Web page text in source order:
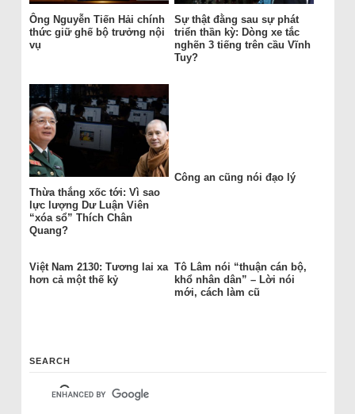
Ông Nguyễn Tiến Hải chính
thức giữ ghế bộ trưởng nội
vụ
Sự thật đằng sau sự phát
triển thần kỳ: Dòng xe tắc
nghẽn 3 tiếng trên cầu Vĩnh
Tuy?
Thừa thắng xốc tới: Vì sao
lực lượng Dư Luận Viên
“xóa sổ” Thích Chân
Quang?
Công an cũng nói đạo lý
Việt Nam 2130: Tương lai xa
hơn cả một thế kỷ
Tô Lâm nói “thuận cán bộ,
khổ nhân dân” – Lời nói
mới, cách làm cũ
SEARCH